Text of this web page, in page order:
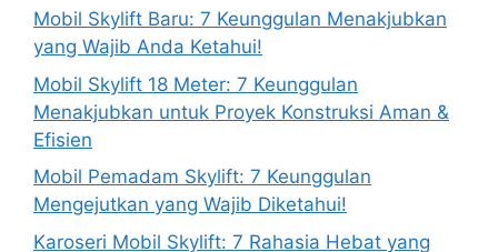
Mobil Skylift Baru: 7 Keunggulan Menakjubkan
yang Wajib Anda Ketahui!
Mobil Skylift 18 Meter: 7 Keunggulan
Menakjubkan untuk Proyek Konstruksi Aman &
Efisien
Mobil Pemadam Skylift: 7 Keunggulan
Mengejutkan yang Wajib Diketahui!
Karoseri Mobil Skylift: 7 Rahasia Hebat yang